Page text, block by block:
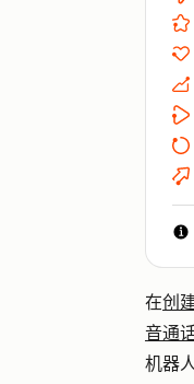
在创
音通
机器